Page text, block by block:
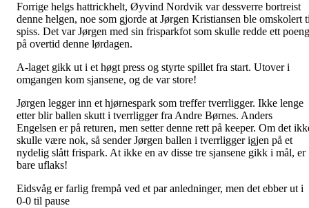
Forrige helgs hattrickhelt, Øyvind Nordvik var dessverre bortreist
denne helgen, noe som gjorde at Jørgen Kristiansen ble omskolert
spiss. Det var Jørgen med sin frisparkfot som skulle redde ett poeng
på overtid denne lørdagen.
A-laget gikk ut i et høgt press og styrte spillet fra start. Utover i
omgangen kom sjansene, og de var store!
Jørgen legger inn et hjørnespark som treffer tverrligger. Ikke lenge
etter blir ballen skutt i tverrligger fra Andre Børnes. Anders
Engelsen er på returen, men setter denne rett på keeper. Om det
skulle være nok, så sender Jørgen ballen i tverrligger igjen på et
nydelig slått frispark. At ikke en av disse tre sjansene gikk i mål, er
bare uflaks!
Eidsvåg er farlig frempå ved et par anledninger, men det ebber ut i
0-0 til pause